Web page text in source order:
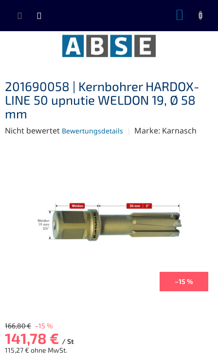
Inhalt
201690058 | Kernbohrer HARDOX-
LINE 50 upnutie WELDON 19, Ø 58
mm
Die
Nicht bewertet Bewertungsdetails Marke: Karnasch
–15 %
166,80 € –15 %
141,78 € / St
115,27 € ohne MwSt.